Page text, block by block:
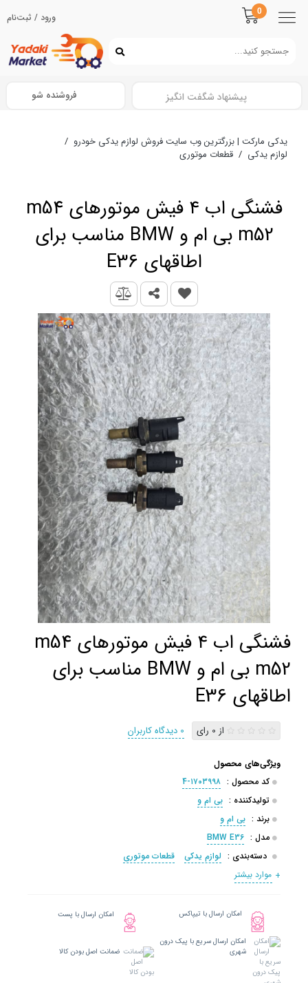
0 ورود / ثبت‌نام
پیشنهاد شگفت انگیز فروشنده شو
یدکی مارکت | بزرگترین وب سایت فروش لوازم یدکی خودرو /
لوازم یدکی / قطعات موتوری
فشنگی اب ۴ فیش موتورهای m54
m52 بی ام و BMW مناسب برای
اطاقهای E36
فشنگی اب ۴ فیش موتورهای m54
m52 بی ام و BMW مناسب برای
اطاقهای E36
از 0 رای 0 دیدگاه کاربران
ویژگی‌های محصول
کد محصول : ۱۷۰۳۹۹۸-4
تولیدکننده : بی ام و
برند : بی ام و
مدل : BMW E36
دسته‌بندی : لوازم یدکی
قطعات موتوری
موارد بیشتر
امکان ارسال با تیپاکس امکان ارسال با پست
امکان ارسال سریع با پیک درون
شهری
ضمانت اصل بودن کالا